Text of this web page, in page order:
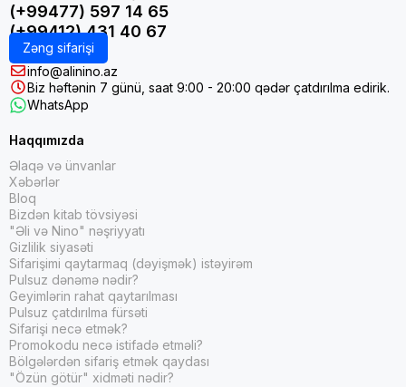
(+99477) 597 14 65
(+99412) 431 40 67
Zəng sifarişi
info@alinino.az
Biz həftənin 7 günü, saat 9:00 - 20:00 qədər çatdırılma edirik.
WhatsApp
Haqqımızda
Əlaqə və ünvanlar
Xəbərlər
Bloq
Bizdən kitab tövsiyəsi
"Əli və Nino" nəşriyyatı
Gizlilik siyasəti
Sifarişimi qaytarmaq (dəyişmək) istəyirəm
Pulsuz dənəmə nədir?
Geyimlərin rahat qaytarılması
Pulsuz çatdırılma fürsəti
Sifarişi necə etmək?
Promokodu necə istifadə etməli?
Bölgələrdən sifariş etmək qaydası
"Özün götür" xidməti nədir?